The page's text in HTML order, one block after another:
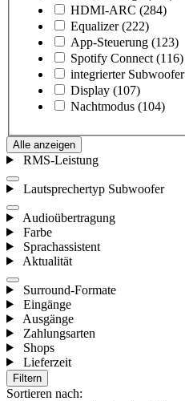
HDMI-ARC (284)
Equalizer (222)
App-Steuerung (123)
Spotify Connect (116)
integrierter Subwoofer
Display (107)
Nachtmodus (104)
Alle anzeigen
RMS-Leistung
Lautsprechertyp Subwoofer
Audioübertragung
Farbe
Sprachassistent
Aktualität
Surround-Formate
Eingänge
Ausgänge
Zahlungsarten
Shops
Lieferzeit
Filtern
Sortieren nach: